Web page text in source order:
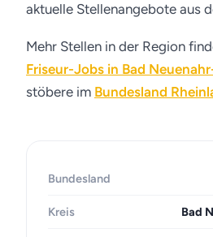
aktuelle Stellenangebote aus
Mehr Stellen in der Region
Friseur-Jobs in Bad
stöbere im Bundesland
Bundesland
Kreis Bad